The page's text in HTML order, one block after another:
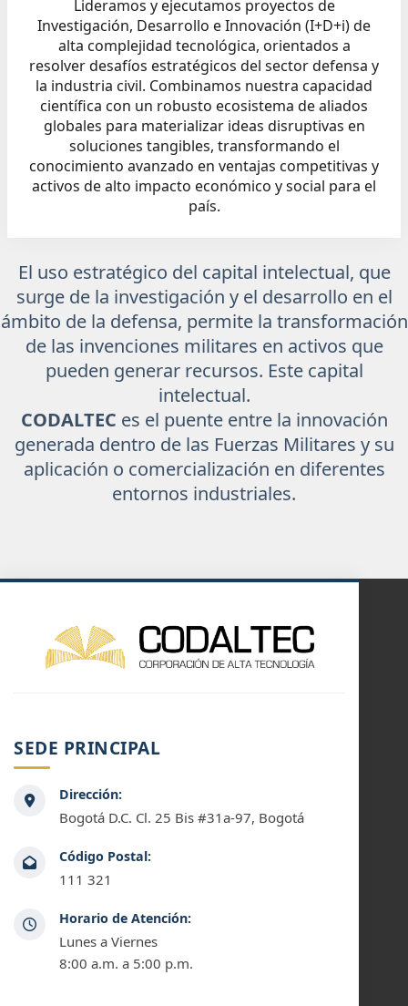
Lideramos y ejecutamos proyectos de
Investigación, Desarrollo e Innovación (I+D+i) de
alta complejidad tecnológica, orientados a
resolver desafíos estratégicos del sector defensa y
la industria civil. Combinamos nuestra capacidad
científica con un robusto ecosistema de aliados
globales para materializar ideas disruptivas en
soluciones tangibles, transformando el
conocimiento avanzado en ventajas competitivas y
activos de alto impacto económico y social para el
país.
El uso estratégico del capital intelectual, que
surge de la investigación y el desarrollo en el
ámbito de la defensa, permite la transformación
de las invenciones militares en activos que
pueden generar recursos. Este capital
intelectual.
CODALTEC es el puente entre la innovación
generada dentro de las Fuerzas Militares y su
aplicación o comercialización en diferentes
entornos industriales.
SEDE PRINCIPAL
Dirección:
Bogotá D.C. Cl. 25 Bis #31a-97, Bogotá
Código Postal:
111 321
Horario de Atención:
Lunes a Viernes
8:00 a.m. a 5:00 p.m.